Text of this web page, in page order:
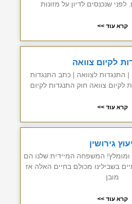
שנכנסים לדיון על מזונות
קרא עוד >>
לקיום צוואה
| התנגדות לצוואה | כתב התנגדות
לקיום צוואה חוק התנגדות לקיום
קרא עוד >>
גירושין
ומומלץ! המשפחה המיידית שלנו הם
בשבילינו מכולם בחיים האלה אז
מובן
קרא עוד >>